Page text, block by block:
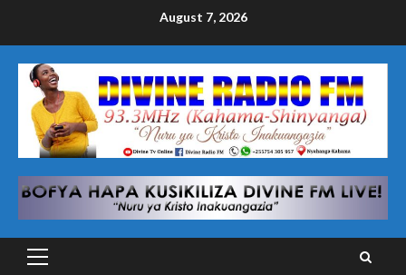
August 7, 2026
Primary